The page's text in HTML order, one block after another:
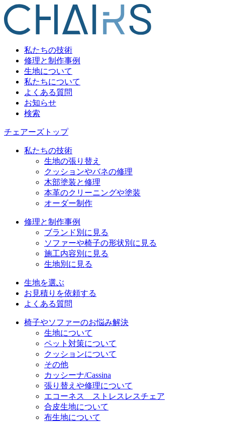
私たちの技術
修理と制作事例
生地について
私たちについて
よくある質問
お知らせ
検索
チェアーズトップ
私たちの技術
生地の張り替え
クッションやバネの修理
木部塗装と修理
本革のクリーニングや塗装
オーダー制作
修理と制作事例
ブランド別に見る
ソファーや椅子の形状別に見る
施工内容別に見る
生地別に見る
生地を選ぶ
お見積りを依頼する
よくある質問
椅子やソファーのお悩み解決
生地について
ペット対策について
クッションについて
その他
カッシーナ/Cassina
張り替えや修理について
エコーネス ストレスレスチェア
合皮生地について
布生地について